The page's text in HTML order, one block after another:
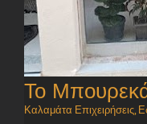
Το
Καλαμάτα Επιχειρήσεις,